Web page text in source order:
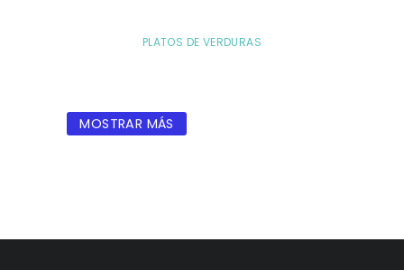
PLATOS DE VERDURAS
MOSTRAR MÁS